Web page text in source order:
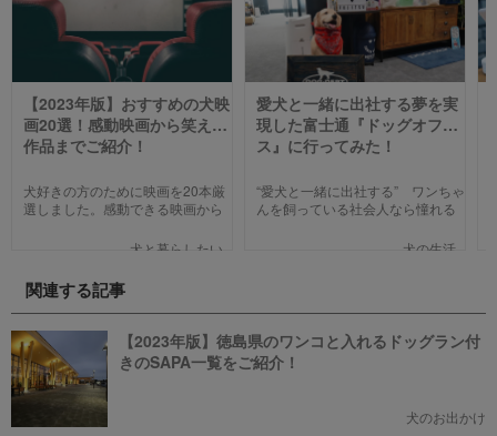
【2023年版】おすすめの犬映
画20選！感動映画から笑える
作品までご紹介！
犬好きの方のために映画を20本厳
選しました。感動できる映画から
で、犬の名作映画を邦画7本,洋画7
ぞれの映画の魅力やあらすじを短
い文章で簡潔に紹介しています。
映画選びの参考にしていただけれ
ばと思います。
犬と暮らしたい
愛犬と一緒に出社する夢を実
現した富士通『ドッグオフィ
ス』に行ってみた！
“愛犬と一緒に出社する” ワンちゃ
んを飼っている社会人なら憧れる
そんな夢のような取り組みを富士
新たに設立された【ドッグオフィ
ス】を取材してきました！
犬の生活
関連する記事
【2023年版】徳島県のワンコと入れるドッグラン付
きのSAPA一覧をご紹介！
犬のお出かけ